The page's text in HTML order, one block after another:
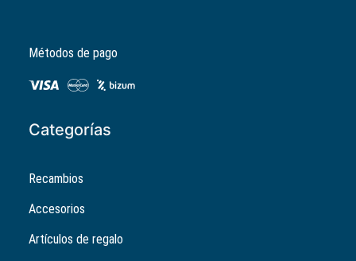
Métodos de pago
Categorías
Recambios
Accesorios
Artículos de regalo